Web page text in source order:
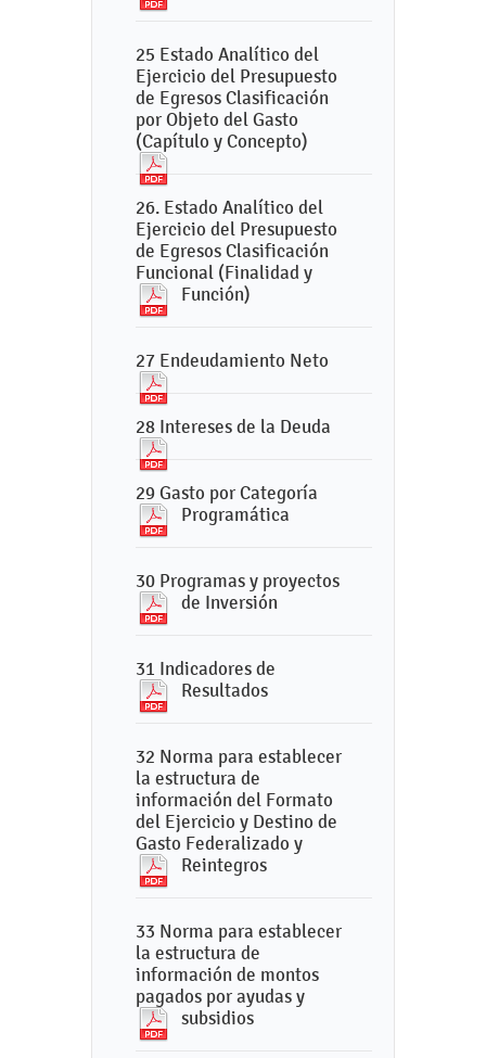
25 Estado Analítico del
Ejercicio del Presupuesto
de Egresos Clasificación
por Objeto del Gasto
(Capítulo y Concepto)
26. Estado Analítico del
Ejercicio del Presupuesto
de Egresos Clasificación
Funcional (Finalidad y
Función)
27 Endeudamiento Neto
28 Intereses de la Deuda
29 Gasto por Categoría
Programática
30 Programas y proyectos
de Inversión
31 Indicadores de
Resultados
32 Norma para establecer
la estructura de
información del Formato
del Ejercicio y Destino de
Gasto Federalizado y
Reintegros
33 Norma para establecer
la estructura de
información de montos
pagados por ayudas y
subsidios